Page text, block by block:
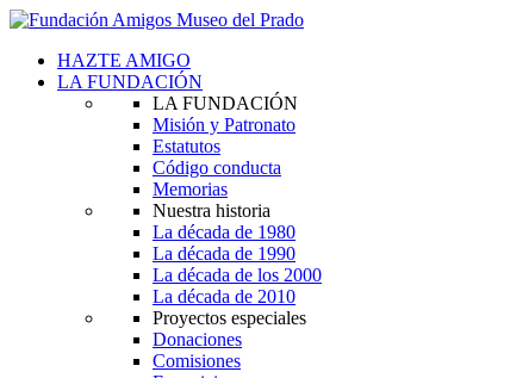
HAZTE AMIGO
LA FUNDACIÓN
LA FUNDACIÓN
Misión y Patronato
Estatutos
Código conducta
Memorias
Nuestra historia
La década de 1980
La década de 1990
La década de los 2000
La década de 2010
Proyectos especiales
Donaciones
Comisiones